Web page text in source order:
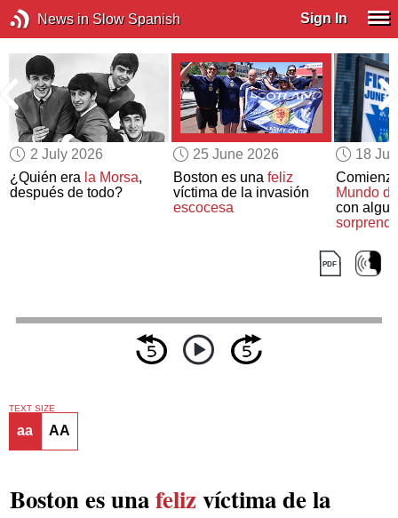
News in Slow Spanish Sign In
2 July 2026
¿Quién era la Morsa,
después de todo?
25 June 2026
Boston es una feliz
víctima de la invasión
escocesa
18
Mundo
con
TEXT SIZE
aa AA
Boston es unafelizvíctima de la